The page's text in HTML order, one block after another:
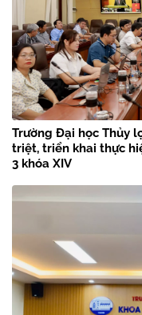
Trường Đại học Thủy
triệt, triển khai thực
3 khóa XIV